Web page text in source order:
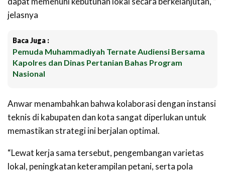
jelasnya
Baca Juga :
Pemuda Muhammadiyah Ternate Audiensi Bersama
Kapolres dan Dinas Pertanian Bahas Program
Nasional
Anwar menambahkan bahwa kolaborasi dengan instansi
teknis di kabupaten dan kota sangat diperlukan untuk
memastikan strategi ini berjalan optimal.
“Lewat kerja sama tersebut, pengembangan varietas
lokal, peningkatan keterampilan petani, serta pola